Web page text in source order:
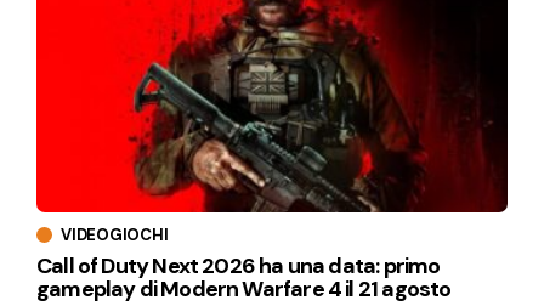
VIDEOGIOCHI
Call of Duty Next 2026 ha una data: primo
gameplay di Modern Warfare 4 il 21 agosto